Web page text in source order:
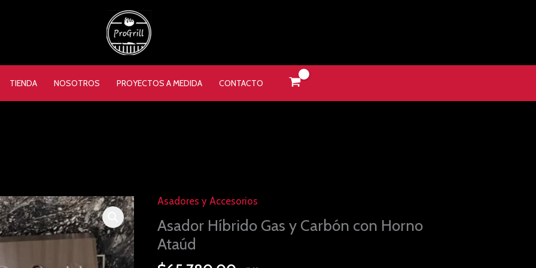
TIENDA NOSOTROS PROYECTOS A MEDIDA CONTACTO
Asadores y Accesorios
Asador Híbrido Gas y Carbón con Horno
Ataúd
Asador
Híbrido
Gas